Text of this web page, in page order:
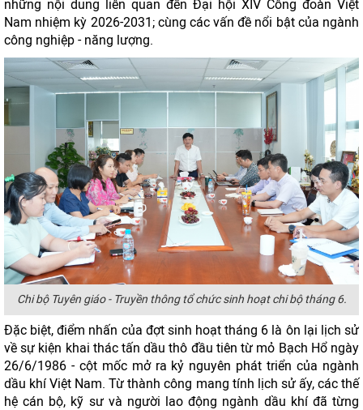
những nội dung liên quan đến Đại hội XIV Công đoàn Việt
Nam nhiệm kỳ 2026-2031; cùng các vấn đề nổi bật của ngành
công nghiệp - năng lượng.
Chi bộ Tuyên giáo - Truyền thông tổ chức sinh hoạt chi bộ tháng 6.
Đặc biệt, điểm nhấn của đợt sinh hoạt tháng 6 là ôn lại lịch sử
về sự kiện khai thác tấn dầu thô đầu tiên từ mỏ Bạch Hổ ngày
26/6/1986 - cột mốc mở ra kỷ nguyên phát triển của ngành
dầu khí Việt Nam. Từ thành công mang tính lịch sử ấy, các thế
hệ cán bộ, kỹ sư và người lao động ngành dầu khí đã từng